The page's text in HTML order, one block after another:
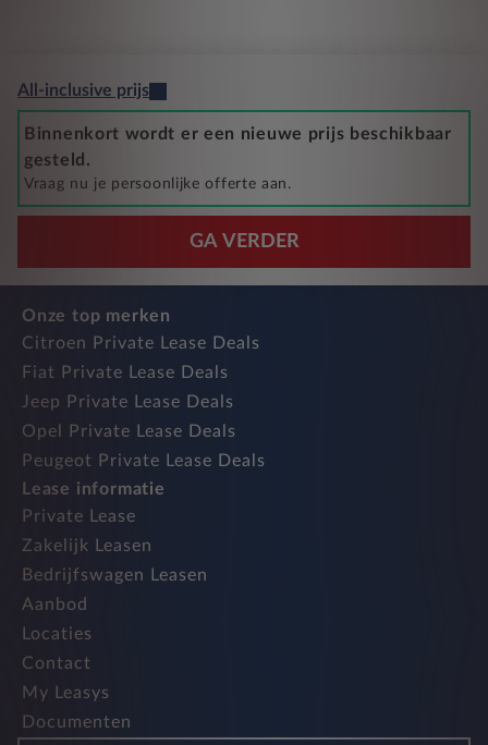
All-inclusive prijs
Binnenkort wordt er een nieuwe prijs beschikbaar
gesteld.
Vraag nu je persoonlijke offerte aan.
GA VERDER
Onze top merken
Citroen Private Lease Deals
Fiat Private Lease Deals
Jeep Private Lease Deals
Opel Private Lease Deals
Peugeot Private Lease Deals
Lease informatie
Private Lease
Zakelijk Leasen
Bedrijfswagen Leasen
Aanbod
Locaties
Contact
My Leasys
Documenten